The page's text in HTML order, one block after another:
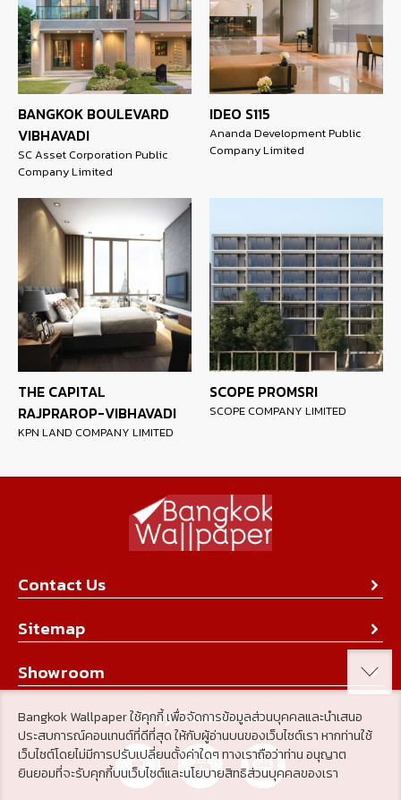
Bangkok Wallpaper ใช้คุกกี้ เพื่อจัดการข้อมูลส่วนบุคคลและนำเสนอ
ประสบการณ์คอนเทนต์ที่ดีที่สุด ให้กับผู้อ่านบนของเว็บไซต์เรา หากท่านใช้
เว็บไซต์โดยไม่มีการปรับเปลี่ยนตั้งค่าใดๆ ทางเราถือว่าท่าน อนุญาต
ยินยอมที่จะรับคุกกี้บนเว็บไซต์และนโยบายสิทธิส่วนบุคคลของเรา
BANGKOK BOULEVARD
VIBHAVADI
SC Asset Corporation Public
Company Limited
IDEO S115
Ananda Development Public
Company Limited
THE CAPITAL
RAJPRAROP-VIBHAVADI
KPN LAND COMPANY LIMITED
SCOPE PROMSRI
SCOPE COMPANY LIMITED
Contact Us
About Us
Contact Us
Achievement
Sitemap
Collection
Product
Tips & Tricks
About Us
Achievement
Showroom
Stay Connected